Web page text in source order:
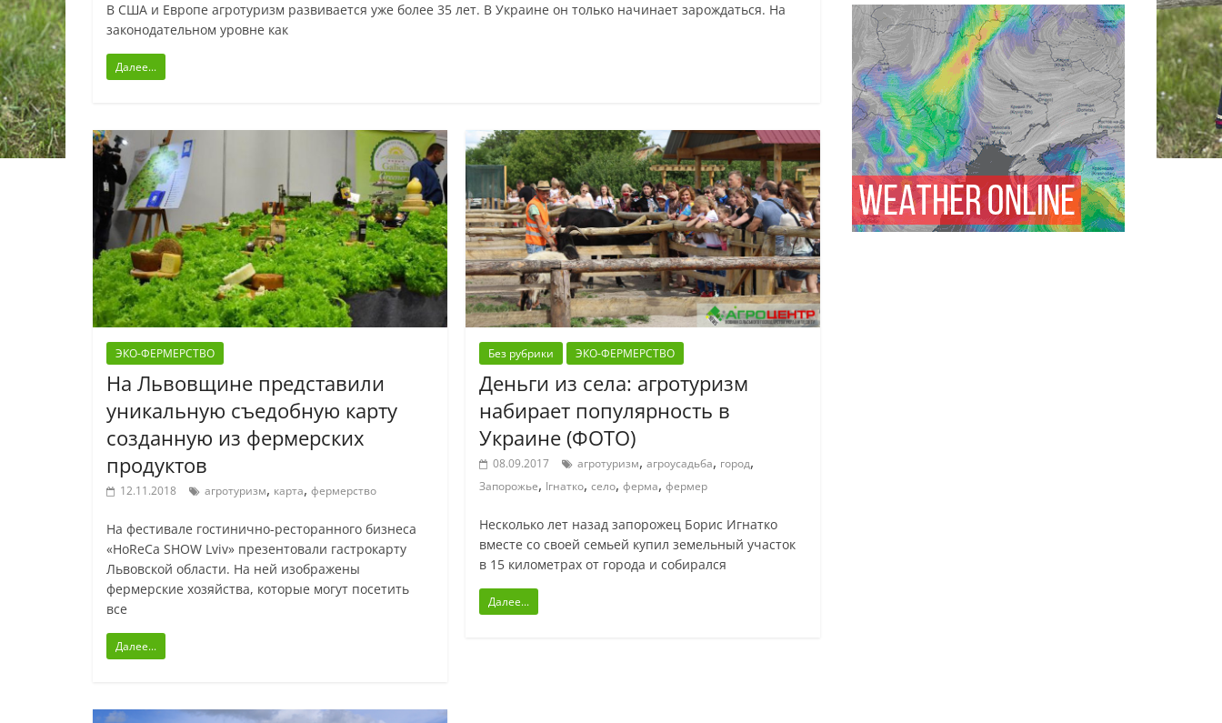
В США и Европе агротуризм развивается уже более 35 лет. В Украине он только начинает зарождаться. На
законодательном уровне как
Далее...
ЭКО-ФЕРМЕРСТВО
На Львовщине представили
уникальную съедобную карту
созданную из фермерских
продуктов
12.11.2018 агротуризм, карта, фермерство
На фестивале гостинично-ресторанного бизнеса
«HoReCa SHOW Lviv» презентовали гастрокарту
Львовской области. На ней изображены
фермерские хозяйства, которые могут посетить
все
Далее...
Без рубрики ЭКО-ФЕРМЕРСТВО
Деньги из села: агротуризм
набирает популярность в
Украине (ФОТО)
08.09.2017 агротуризм,агроусадьба, город,
Запорожье, Ігнатко,село,ферма,фермер
Несколько лет назад запорожец Борис Игнатко
вместе со своей семьей купил земельный участок
в 15 километрах от города и собирался
Далее...